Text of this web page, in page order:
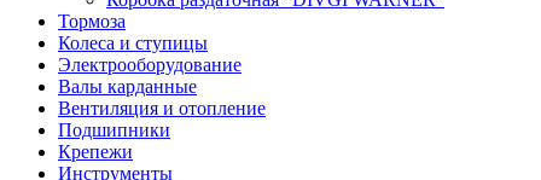
Тормоза
Колеса и ступицы
Электрооборудование
Валы карданные
Вентиляция и отопление
Подшипники
Крепежи
Инструменты